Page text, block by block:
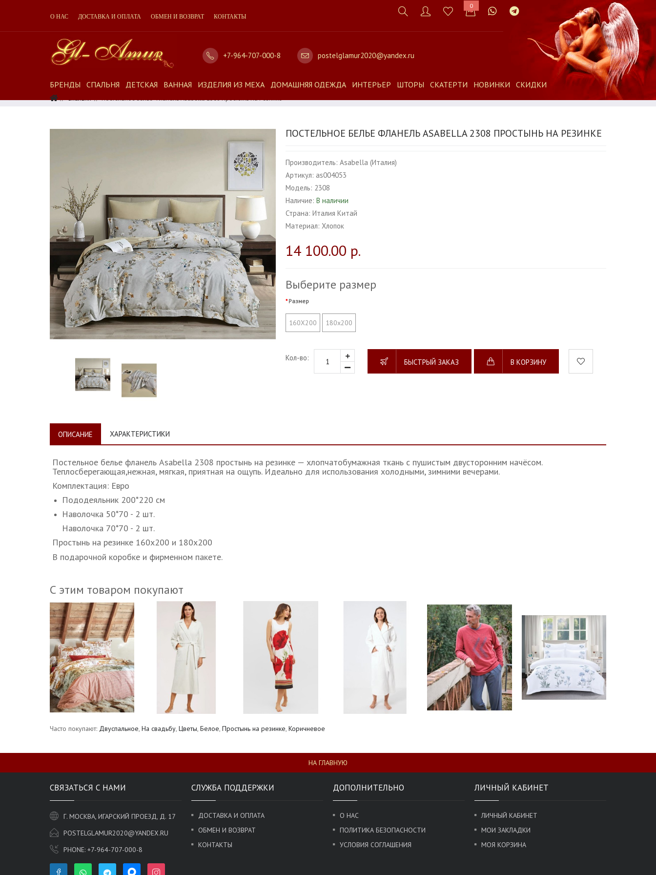
0
О НАС ДОСТАВКА И ОПЛАТА ОБМЕН И ВОЗВРАТ КОНТАКТЫ
+7-964-707-000-8 postelglamur2020@yandex.ru
БРЕНДЫ СПАЛЬНЯ ДЕТСКАЯ ВАННАЯ ИЗДЕЛИЯ ИЗ МЕХА ДОМАШНЯЯ ОДЕЖДА ИНТЕРЬЕР ШТОРЫ СКАТЕРТИ НОВИНКИ СКИДКИ
Спальня Постельное Белье Фланель Asabella 2308 Простынь На Резинке
ПОСТЕЛЬНОЕ БЕЛЬЕ ФЛАНЕЛЬ ASABELLA 2308 ПРОСТЫНЬ НА РЕЗИНКЕ
Производитель: Asabella (Италия)
Артикул: as004053
Модель: 2308
Наличие: В наличии
Страна: Италия Китай
Материал: Хлопок
14 100.00 р.
Выберите размер
Размер
160Х200 180х200
Кол-во: БЫСТРЫЙ ЗАКАЗ В КОРЗИНУ
ОПИСАНИЕ ХАРАКТЕРИСТИКИ
Постельное белье фланель Asabella 2308 простынь на резинке — хлопчатобумажная ткань с пушистым двусторонним начёсом.
Теплосберегающая,нежная, мягкая, приятная на ощупь. Идеально для использования холодными, зимними вечерами.
Комплектация: Евро
Пододеяльник 200*220 см
Наволочка 50*70 - 2 шт.
Наволочка 70*70 - 2 шт.
Простынь на резинке 160х200 и 180х200
В подарочной коробке и фирменном пакете.
С этим товаром покупают
Часто покупают: Двуспальное, На свадьбу, Цветы, Белое, Простынь на резинке, Коричневое
НА ГЛАВНУЮ
СВЯЗАТЬСЯ С НАМИ
Г. МОСКВА, ИГАРСКИЙ ПРОЕЗД, Д. 17
POSTELGLAMUR2020@YANDEX.RU
PHONE: +7-964-707-000-8
СЛУЖБА ПОДДЕРЖКИ
ДОСТАВКА И ОПЛАТА
ОБМЕН И ВОЗВРАТ
КОНТАКТЫ
ДОПОЛНИТЕЛЬНО
О НАС
ПОЛИТИКА БЕЗОПАСНОСТИ
УСЛОВИЯ СОГЛАШЕНИЯ
ЛИЧНЫЙ КАБИНЕТ
ЛИЧНЫЙ КАБИНЕТ
МОИ ЗАКЛАДКИ
МОЯ КОРЗИНА